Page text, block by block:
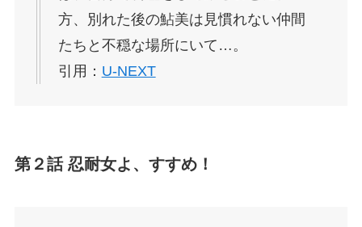
方、別れた後の鮎美は見慣れない仲間
たちと不穏な場所にいて…。
引用： U-NEXT
第２話 忍耐女よ、すすめ！